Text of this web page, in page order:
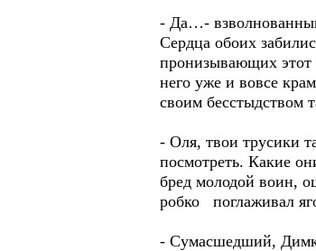
- Да…-
Сердца обоих
пронизывающих этот
него уже и вовсе
своим бесстыдством
- Оля, твои трусики
посмотреть. Какие
бред молодой воин,
робко поглаживал
- Сумасшедший,